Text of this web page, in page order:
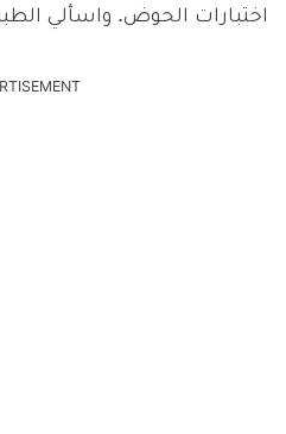
اختبارات الحوض. واسألي